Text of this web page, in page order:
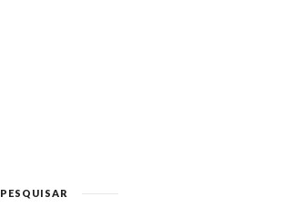
PESQUISAR